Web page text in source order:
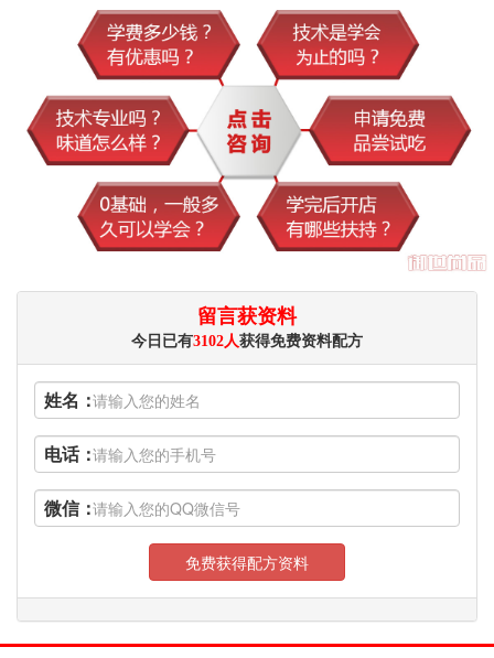
留言获资料
今日已有3102人获得免费资料配方
姓名：
电话：
微信：
免费获得配方资料